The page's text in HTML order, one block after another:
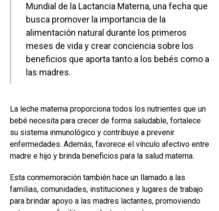
Mundial de la Lactancia Materna, una fecha que
busca promover la importancia de la
alimentación natural durante los primeros
meses de vida y crear conciencia sobre los
beneficios que aporta tanto a los bebés como a
las madres.
La leche materna proporciona todos los nutrientes que un
bebé necesita para crecer de forma saludable, fortalece
su sistema inmunológico y contribuye a prevenir
enfermedades. Además, favorece el vínculo afectivo entre
madre e hijo y brinda beneficios para la salud materna.
Esta conmemoración también hace un llamado a las
familias, comunidades, instituciones y lugares de trabajo
para brindar apoyo a las madres lactantes, promoviendo